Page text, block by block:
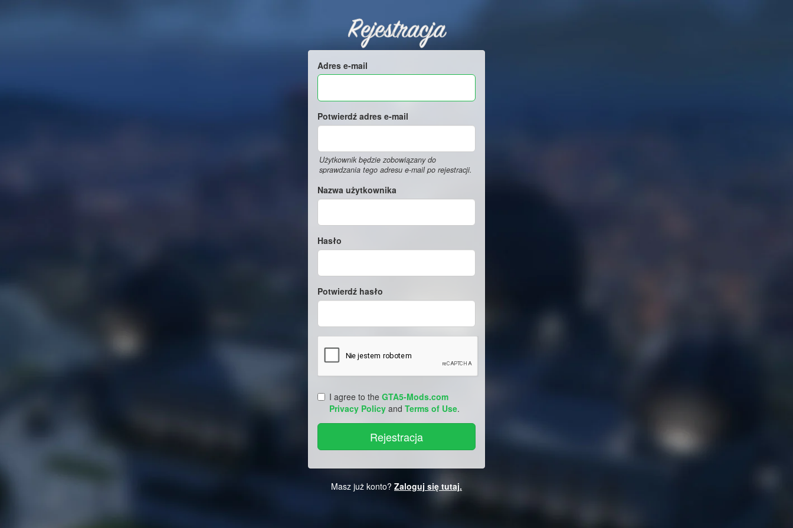
Rejestracja
Adres e-mail
Potwierdź adres e-mail
Użytkownik będzie zobowiązany do
sprawdzania tego adresu e-mail po rejestracji.
Nazwa użytkownika
Hasło
Potwierdź hasło
I agree to the GTA5-Mods.com
Privacy Policy and Terms of Use.
Masz już konto? Zaloguj się tutaj.